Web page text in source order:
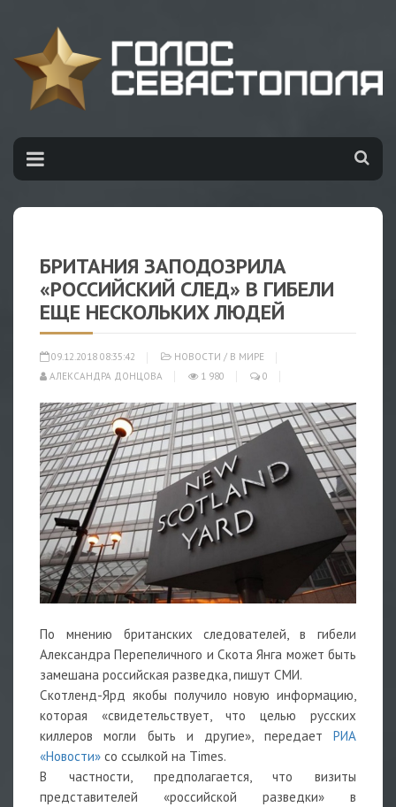
БРИТАНИЯ ЗАПОДОЗРИЛА
«РОССИЙСКИЙ СЛЕД» В ГИБЕЛИ
ЕЩЕ НЕСКОЛЬКИХ ЛЮДЕЙ
09.12.2018 08:35:42 НОВОСТИ / В МИРЕ
АЛЕКСАНДРА ДОНЦОВА
1 980 0
По мнению британских следователей, в гибели
Александра Перепеличного и Скота Янга может быть
замешана российская разведка, пишут СМИ.
Скотленд-Ярд якобы получило новую информацию,
которая «свидетельствует, что целью русских
киллеров могли быть и другие», передает РИА
«Новости» со ссылкой на Times.
В частности, предполагается, что визиты
представителей «российской разведки» в